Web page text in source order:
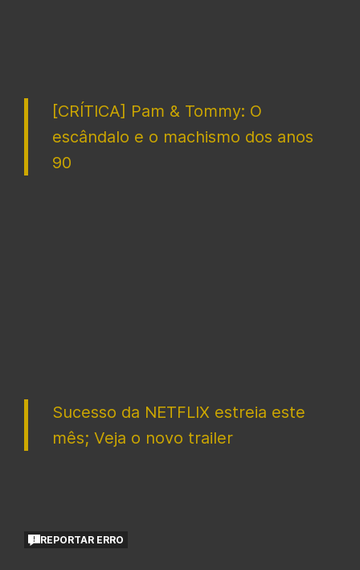
[CRÍTICA] Pam & Tommy: O
escândalo e o machismo dos anos
90
Sucesso da NETFLIX estreia este
mês; Veja o novo trailer
REPORTAR ERRO